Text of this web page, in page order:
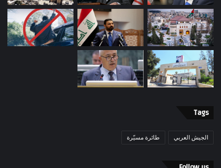
Tags
الجيش العربي طائرة مسيّرة